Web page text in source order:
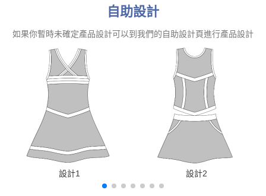
自助設計
如果你暫時未確定產品設計可以到我們的自助設計頁進行產品設計
設計1 設計2